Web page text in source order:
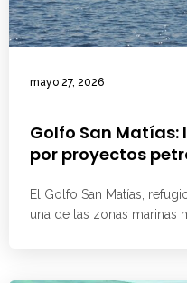
mayo 27, 2026
Golfo San Matías:
por proyectos
El Golfo San Matías,
una de las zonas marinas